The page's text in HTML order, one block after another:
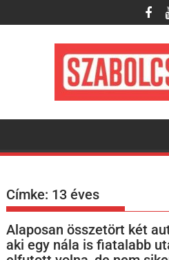
to
Címke: 13 éves
Alaposan összetört két
aki egy nála is fiatalabb